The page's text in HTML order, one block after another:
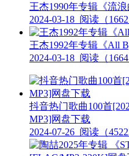
王杰1990年专辑《流
2024-03-18 阅读（1662
王杰1992年专辑《All
2024-03-18 阅读（1664
抖音热门歌曲100首
MP3]网盘下载
2024-07-26 阅读（